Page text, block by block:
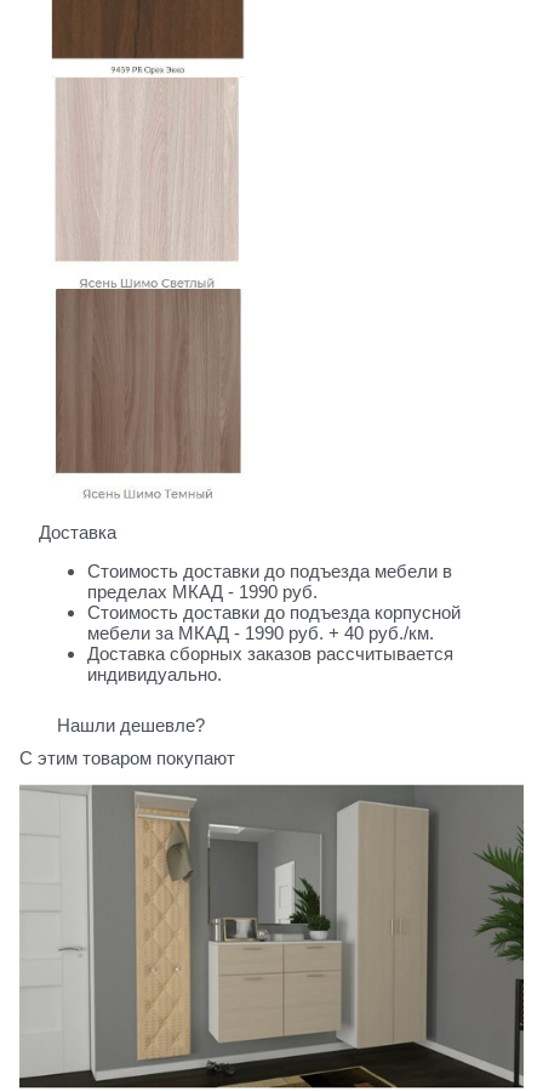
Доставка
Стоимость доставки до подъезда мебели в
пределах МКАД - 1990 руб.
Стоимость доставки до подъезда корпусной
мебели за МКАД - 1990 руб. + 40 руб./км.
Доставка сборных заказов рассчитывается
индивидуально.
Нашли дешевле?
С этим товаром покупают